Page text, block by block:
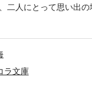
二人にとって思い出
て家を出てきた哲也
男と、そうはさせじ
ラ文庫